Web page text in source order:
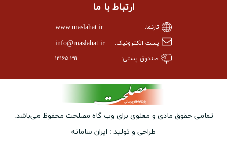
ارتباط با ما
تارنما: www.maslahat.ir
پست الکترونیک: info@maslahat.ir
صندوق پستی: ۱۳۱۶۵-۳۱۱
تمامی حقوق مادی و معنوی برای وب ‌گاه مصلحت محفوظ می‌باشد.
طراحی و تولید : ایران سامانه